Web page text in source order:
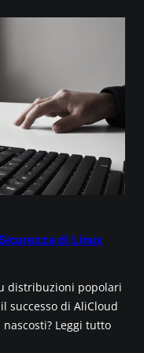
di Linux
distribuzioni popolari
successo di AliCloud
Leggi tutto